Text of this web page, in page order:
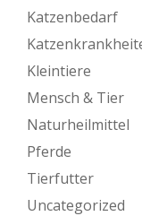
Katzenbedarf
Kleintiere
Mensch & Tier
Naturheilmittel
Pferde
Tierfutter
Uncategorized